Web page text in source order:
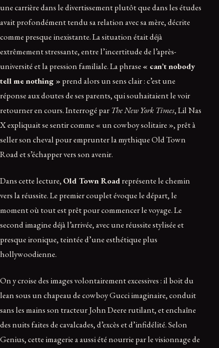
une carrière dans le divertissement plutôt que dans les études
avait profondément tendu sa relation avec sa mère, décrite
comme presque inexistante. La situation était déjà
extrêmement stressante, entre l’incertitude de l’après-
université et la pression familiale. La phrase « can’t nobody
tell me nothing » prend alors un sens clair : c’est une
réponse aux doutes de ses parents, qui souhaitaient le voir
retourner en cours. Interrogé par The New York Times, Lil Nas
X expliquait se sentir comme « un cowboy solitaire », prêt à
seller son cheval pour emprunter la mythique Old Town
Road et s’échapper vers son avenir.
Dans cette lecture, Old Town Roadreprésente le chemin
vers la réussite. Le premier couplet évoque le départ, le
moment où tout est prêt pour commencer le voyage. Le
second imagine déjà l’arrivée, avec une réussite stylisée et
presque ironique, teintée d’une esthétique plus
hollywoodienne.
On y croise des images volontairement excessives : il boit du
lean sous un chapeau de cowboy Gucci imaginaire, conduit
sans les mains son tracteur John Deere rutilant, et enchaîne
des nuits faites de cavalcades, d’excès et d’infidélité. Selon
Genius, cette imagerie a aussi été nourrie par le visionnage de